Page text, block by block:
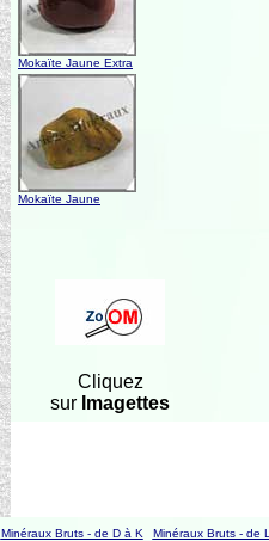
Mokaïte Jaune Extra
Mokaïte Jaune
Cliquez
sur Imagettes
Minéraux Bruts - de D à K
Minéraux Bruts - de